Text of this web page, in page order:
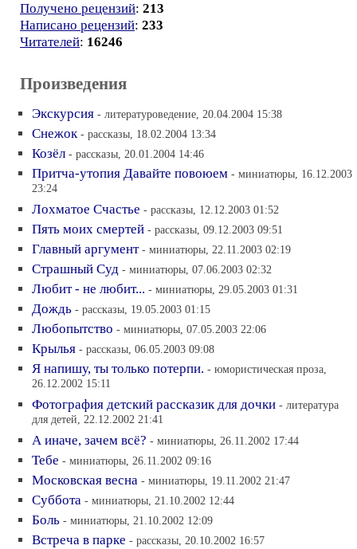
Получено рецензий: 213
Написано рецензий: 233
Читателей: 16246
Произведения
Экскурсия - литературоведение, 20.04.2004 15:38
Снежок - рассказы, 18.02.2004 13:34
Козёл - рассказы, 20.01.2004 14:46
Притча-утопия Давайте повоюем - миниатюры, 16.12.2003
23:24
Лохматое Счастье - рассказы, 12.12.2003 01:52
Пять моих смертей - рассказы, 09.12.2003 09:51
Главный аргумент - миниатюры, 22.11.2003 02:19
Страшный Суд - миниатюры, 07.06.2003 02:32
Любит - не любит... - миниатюры, 29.05.2003 01:31
Дождь - рассказы, 19.05.2003 01:15
Любопытство - миниатюры, 07.05.2003 22:06
Крылья - рассказы, 06.05.2003 09:08
Я напишу, ты только потерпи. - юмористическая проза,
26.12.2002 15:11
Фотография детский рассказик для дочки - литература
для детей, 22.12.2002 21:41
А иначе, зачем всё? - миниатюры, 26.11.2002 17:44
Тебе - миниатюры, 26.11.2002 09:16
Московская весна - миниатюры, 19.11.2002 21:47
Суббота - миниатюры, 21.10.2002 12:44
Боль - миниатюры, 21.10.2002 12:09
Встреча в парке - рассказы, 20.10.2002 16:57